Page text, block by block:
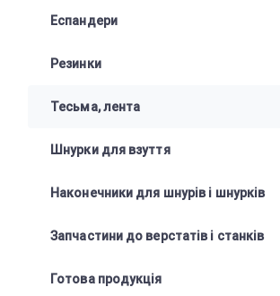
Еспандери
Резинки
Тесьма, лента
Шнурки для взуття
Наконечники для шнурів і шнурків
Запчастини до верстатів і станків
Готова продукція